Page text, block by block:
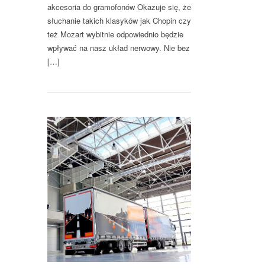
akcesoria do gramofonów Okazuje się, że
słuchanie takich klasyków jak Chopin czy
też Mozart wybitnie odpowiednio będzie
wpływać na nasz układ nerwowy. Nie bez
[…]